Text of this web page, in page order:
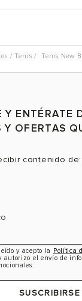
Tenis Tenis New
Y ENTÉRATE
Y OFERTAS
contenido de:
y acepto la Política
autorizo el envío de
SUSCRIBIRSE